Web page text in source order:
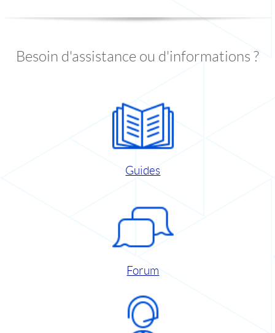
Besoin d'assistance ou d'informations ?
Guides
Forum